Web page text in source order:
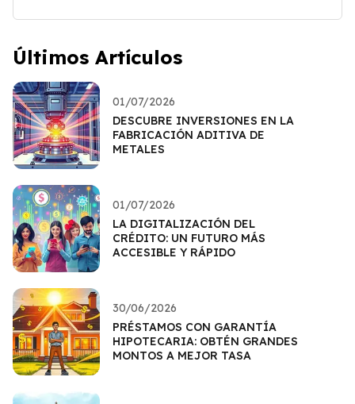
Últimos Artículos
01/07/2026
DESCUBRE INVERSIONES EN LA
FABRICACIÓN ADITIVA DE
METALES
01/07/2026
LA DIGITALIZACIÓN DEL
CRÉDITO: UN FUTURO MÁS
ACCESIBLE Y RÁPIDO
30/06/2026
PRÉSTAMOS CON GARANTÍA
HIPOTECARIA: OBTÉN GRANDES
MONTOS A MEJOR TASA